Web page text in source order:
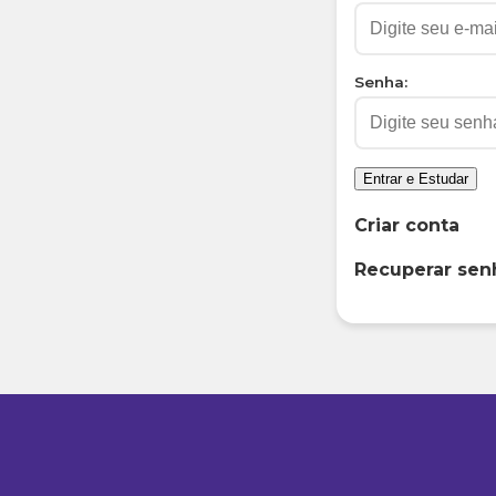
Senha:
Entrar e Estudar
Criar conta
Recuperar